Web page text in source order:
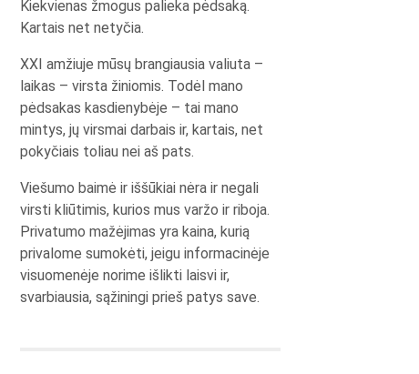
Kiekvienas žmogus palieka pėdsaką.
Kartais net netyčia.
XXI amžiuje mūsų brangiausia valiuta –
laikas – virsta žiniomis. Todėl mano
pėdsakas kasdienybėje – tai mano
mintys, jų virsmai darbais ir, kartais, net
pokyčiais toliau nei aš pats.
Viešumo baimė ir iššūkiai nėra ir negali
virsti kliūtimis, kurios mus varžo ir riboja.
Privatumo mažėjimas yra kaina, kurią
privalome sumokėti, jeigu informacinėje
visuomenėje norime išlikti laisvi ir,
svarbiausia, sąžiningi prieš patys save.